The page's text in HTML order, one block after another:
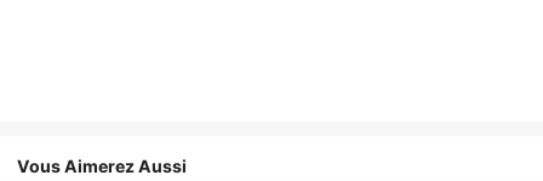
Vous Aimerez Aussi